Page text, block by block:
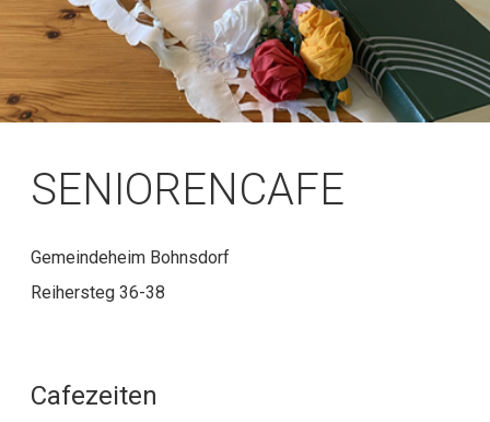
SENIORENCAFE
Gemeindeheim Bohnsdorf
Reihersteg 36-38
Cafezeiten